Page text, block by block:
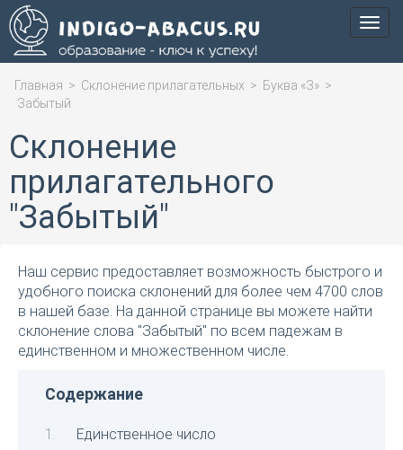
Меню
Главная > Склонение прилагательных > Буква «З» >
Забытый
Склонение
прилагательного
"Забытый"
Наш сервис предоставляет возможность быстрого и
удобного поиска склонений для более чем 4700 слов
в нашей базе. На данной странице вы можете найти
склонение слова "Забытый" по всем падежам в
единственном и множественном числе.
Содержание
Единственное число